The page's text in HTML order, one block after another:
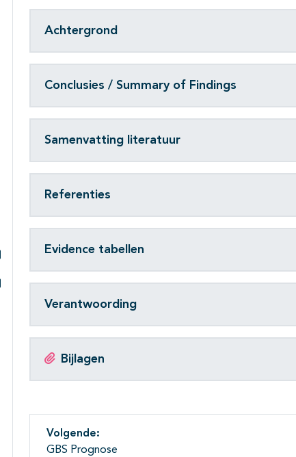
Subpagina's open- en dichtklappen
Subpagina's open- en dichtklappen
Achtergrond
Conclusies / Summary of Findings
Samenvatting literatuur
Referenties
Evidence tabellen
Verantwoording
Bijlagen
Volgende:
GBS Prognose